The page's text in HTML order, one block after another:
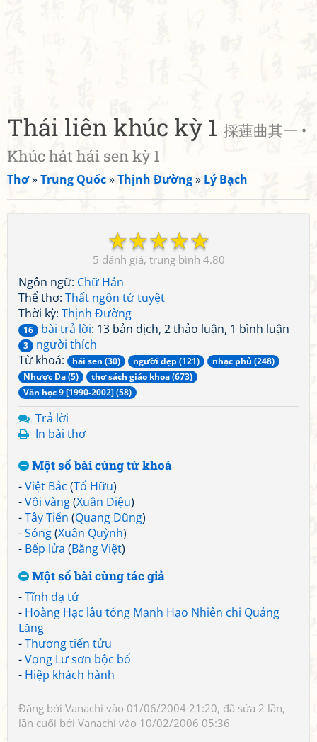
Thái liên khúc kỳ 1 採蓮曲其一 •
Khúc hát hái sen kỳ 1
Thơ»Trung Quốc»Thịnh Đường» Lý Bạch
☆
☆
☆
☆
☆
5 4.80
Ngôn ngữ: Chữ Hán
Thể thơ: Thất ngôn tứ tuyệt
Thời kỳ: Thịnh Đường
16 bài trả lời: 13 bản dịch, 2 thảo luận, 1 bình luận
3
người thích
Từ khoá:
hái sen (30) người đẹp (121)
nhạc phủ (248)
Nhược Da (5)
thơ sách giáo khoa (673)
Văn học 9 [1990-2002] (58)
Trả lời
In bài thơ
Một số bài cùng từ khoá
-Việt Bắc (Tố Hữu)
-Vội vàng(Xuân Diệu)
-Tây Tiến (Quang Dũng)
-Sóng(Xuân Quỳnh)
- Bếp lửa (Bằng Việt)
Một số bài cùng tác giả
-Tĩnh dạ tứ
- Hoàng Hạc lâu tống Mạnh Hạo Nhiên chi Quảng
Lăng
-Thương tiến tửu
-Vọng Lư sơn bộc bố
- Hiệp khách hành
Đăng bởi Vanachi vào 01/06/2004 21:20, đã sửa 2 lần,
lần cuối bởi Vanachi vào 10/02/2006 05:36